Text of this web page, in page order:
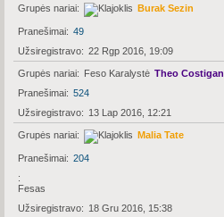
Grupės nariai Burak Sezin
Pranešimai
49
Užsiregistravo
22 Rgp 2016, 19:09
Grupės nariai Feso Karalystė Theo Costigan
Pranešimai
524
Užsiregistravo
13 Lap 2016, 12:21
Grupės nariai Malia Tate
Pranešimai 204
Fesas
Užsiregistravo
18 Gru 2016, 15:38